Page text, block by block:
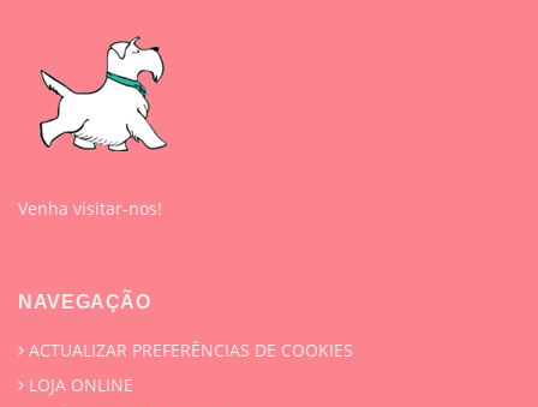
Venha visitar-nos!
NAVEGAÇÃO
ACTUALIZAR PREFERÊNCIAS DE COOKIES
LOJA ONLINE